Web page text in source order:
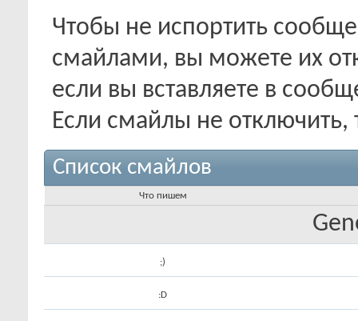
Чтобы не испортить
смайлами, вы можете их
если вы вставляете в
Если смайлы не отключить,
Список смайлов
Что пишем
;)
:D